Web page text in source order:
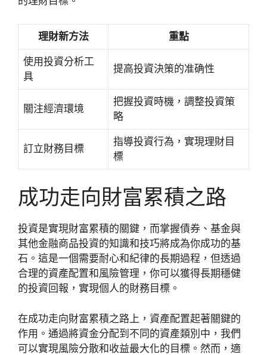
理財新方法 重點
使用投資分析工
具
提高投資決策的准确性
關注經濟環境
把握投資時機，調整投資策
略
訂立財務目標
指導投資行為，實現理財目
標
成功走向財富累積之路
投資是實現財富累積的關鍵，而掌握債券、基金與
其他金融商品投資的知識和技巧將成為你成功的基
石。這是一個需要耐心和紀律的長期過程，但透過
合理的資產配置和風險管理，你可以獲得長期穩健
的投資回報，實現個人的財務目標。
在成功走向財富累積之路上，資產配置起著關鍵的
作用。通過將資金分配到不同的資產類別中，我們
可以實現風險分散和收益最大化的目標。然而，適